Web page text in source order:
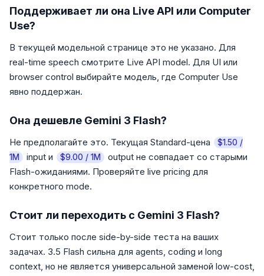
Поддерживает ли она Live API или Computer
Use?
В текущей модельной странице это не указано. Для
real-time speech смотрите Live API model. Для UI или
browser control выбирайте модель, где Computer Use
явно поддержан.
Она дешевле Gemini 3 Flash?
Не предполагайте это. Текущая Standard-цена
$1.50 /
1M
input и $9.00 / 1M
output не совпадает со старыми
Flash-ожиданиями. Проверяйте live pricing для
конкретного mode.
Стоит ли переходить с Gemini 3 Flash?
Стоит только после side-by-side теста на ваших
задачах. 3.5 Flash сильна для agents, coding и long
context, но не является универсальной заменой low-cost,